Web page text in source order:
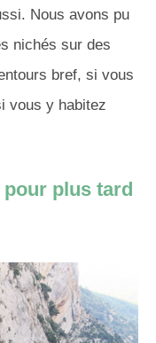
Nous avons pu
nichés sur des
bref, si vous
vous y habitez
plus tard